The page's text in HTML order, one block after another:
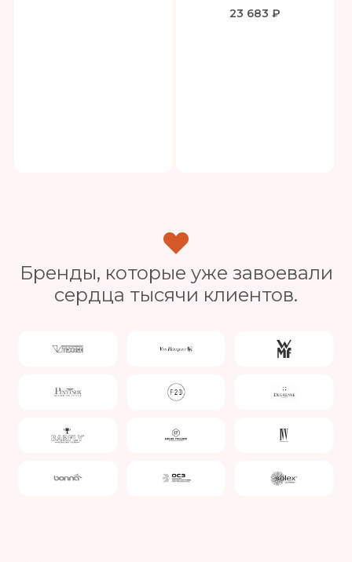
23 683 ₽
Бренды, которые уже завоевали
сердца тысячи клиентов.